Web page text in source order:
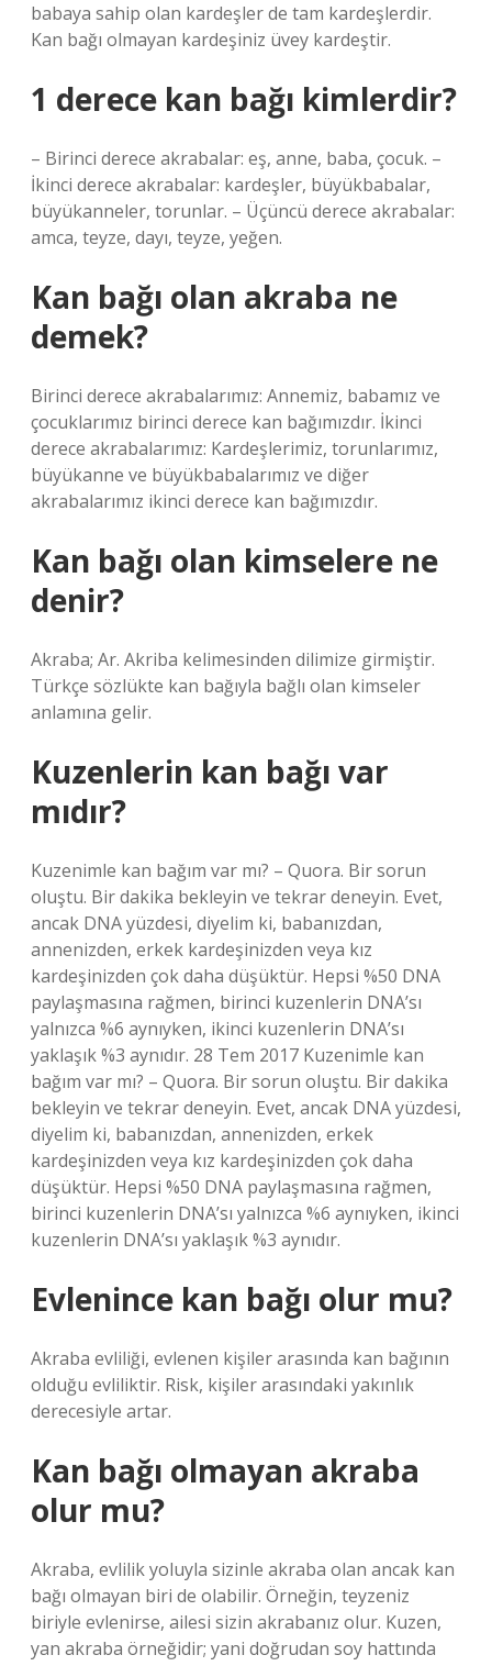
babaya sahip olan kardeşler de tam kardeşlerdir.
Kan bağı olmayan kardeşiniz üvey kardeştir.
1 derece kan bağı kimlerdir?
– Birinci derece akrabalar: eş, anne, baba, çocuk. –
İkinci derece akrabalar: kardeşler, büyükbabalar,
büyükanneler, torunlar. – Üçüncü derece akrabalar:
amca, teyze, dayı, teyze, yeğen.
Kan bağı olan akraba ne
demek?
Birinci derece akrabalarımız: Annemiz, babamız ve
çocuklarımız birinci derece kan bağımızdır. İkinci
derece akrabalarımız: Kardeşlerimiz, torunlarımız,
büyükanne ve büyükbabalarımız ve diğer
akrabalarımız ikinci derece kan bağımızdır.
Kan bağı olan kimselere ne
denir?
Akraba; Ar. Akriba kelimesinden dilimize girmiştir.
Türkçe sözlükte kan bağıyla bağlı olan kimseler
anlamına gelir.
Kuzenlerin kan bağı var
mıdır?
Kuzenimle kan bağım var mı? – Quora. Bir sorun
oluştu. Bir dakika bekleyin ve tekrar deneyin. Evet,
ancak DNA yüzdesi, diyelim ki, babanızdan,
annenizden, erkek kardeşinizden veya kız
kardeşinizden çok daha düşüktür. Hepsi %50 DNA
paylaşmasına rağmen, birinci kuzenlerin DNA’sı
yalnızca %6 aynıyken, ikinci kuzenlerin DNA’sı
yaklaşık %3 aynıdır. 28 Tem 2017 Kuzenimle kan
bağım var mı? – Quora. Bir sorun oluştu. Bir dakika
bekleyin ve tekrar deneyin. Evet, ancak DNA yüzdesi,
diyelim ki, babanızdan, annenizden, erkek
kardeşinizden veya kız kardeşinizden çok daha
düşüktür. Hepsi %50 DNA paylaşmasına rağmen,
birinci kuzenlerin DNA’sı yalnızca %6 aynıyken, ikinci
kuzenlerin DNA’sı yaklaşık %3 aynıdır.
Evlenince kan bağı olur mu?
Akraba evliliği, evlenen kişiler arasında kan bağının
olduğu evliliktir. Risk, kişiler arasındaki yakınlık
derecesiyle artar.
Kan bağı olmayan akraba
olur mu?
Akraba, evlilik yoluyla sizinle akraba olan ancak kan
bağı olmayan biri de olabilir. Örneğin, teyzeniz
biriyle evlenirse, ailesi sizin akrabanız olur. Kuzen,
yan akraba örneğidir; yani doğrudan soy hattında